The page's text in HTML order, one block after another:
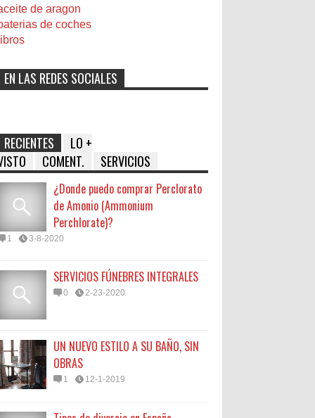
de aragon
de coches
libros
EN LAS REDES SOCIALES
RECIENTES
LO +
COMENT. SERVICIOS
¿Donde puedo comprar Perclorato
de Amonio (Ammonium
Perchlorate)?
1 3-8-2020
SERVICIOS FÚNEBRES INTEGRALES
0 2-23-2020
UN NUEVO ESTILO A SU BAÑO, SIN
OBRAS
1 12-1-2019